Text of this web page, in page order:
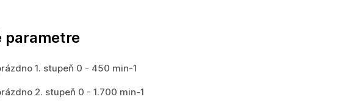
parametre
1. stupeň 0 - 450 min-1
2. stupeň 0 - 1.700 min-1